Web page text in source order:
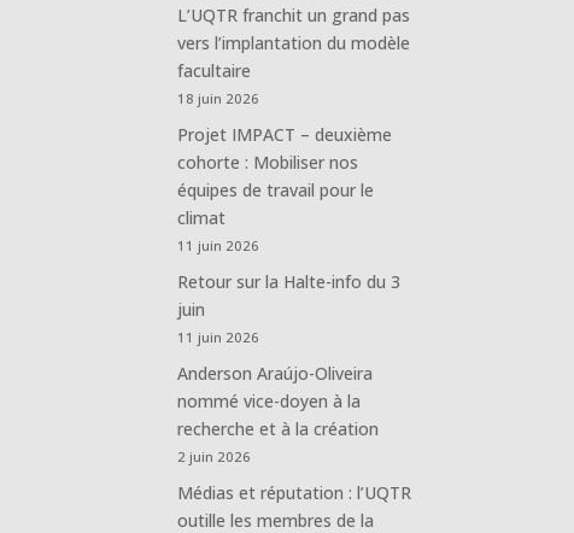
L’UQTR franchit un grand pas
vers l’implantation du modèle
facultaire
18 juin 2026
Projet IMPACT – deuxième
cohorte : Mobiliser nos
équipes de travail pour le
climat
11 juin 2026
Retour sur la Halte-info du 3
juin
11 juin 2026
Anderson Araújo-Oliveira
nommé vice-doyen à la
recherche et à la création
2 juin 2026
Médias et réputation : l’UQTR
outille les membres de la